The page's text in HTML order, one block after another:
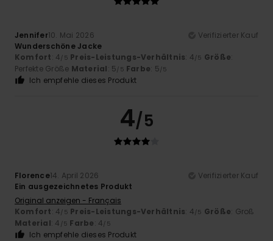
Jennifer10. Mai 2026
Verifizierter Kauf
Wunderschöne Jacke
Komfort: 4/5 Preis-Leistungs-Verhältnis: 4/5 Größe:
Perfekte Größe Material: 5/5 Farbe: 5/5
Ich empfehle dieses Produkt
4/5
Florence14. April 2026
Verifizierter Kauf
Ein ausgezeichnetes Produkt
Original anzeigen - Français
Komfort: 4/5 Preis-Leistungs-Verhältnis: 4/5 Größe: Groß
Material: 4 /5 Farbe: 4/5
Ich empfehle dieses Produkt